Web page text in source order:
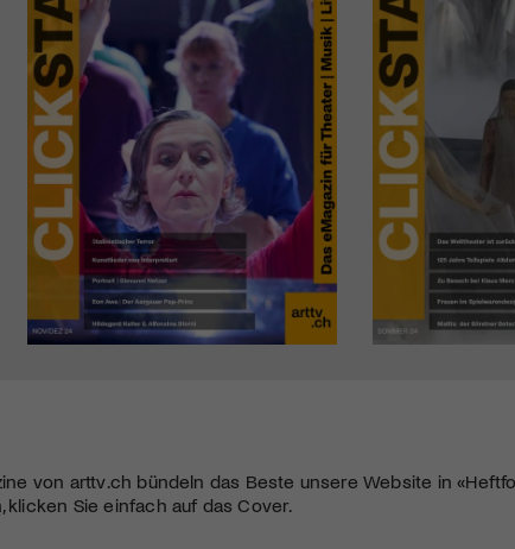
von arttv.ch bündeln das Beste unsere Website in
Sie einfach auf das Cover.